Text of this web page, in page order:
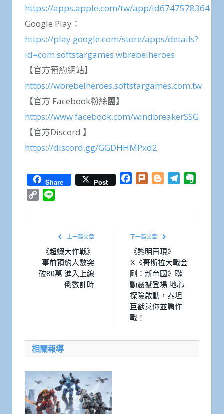
https://apps.apple.com/tw/app/id6747578364
Google Play：
https://play.google.com/store/apps/details?
id=com.softstargames.wbrebelheroes
【官方預約網站】
https://wbrebelheroes.softstargames.com.tw
【官方 Facebook粉絲團】
https://www.facebook.com/windbreakerSSG
【官方Discord 】
https://discord.gg/GGDHHMPxd2
Share Post Facebook
Plurk BloggerTelegram
Copy
上一篇文章
《超蝦大作戰》
事前預約人數突
破80萬 進入上線
倒數計時
下一篇文章
《黎明再現》
X《哥斯拉大戰金
剛：新帝國》聯
動震撼登場 地心
探險啟動，泰坦
巨獸與你並肩作
戰！
相關報導